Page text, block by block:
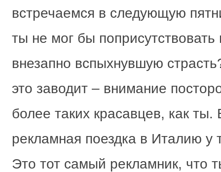
встречаемся в следующую
ты не мог бы
внезапно вспыхнувшую
это заводит – внимание
более таких красавцев, как ты.
рекламная поездка в Италию
Это тот самый рекламник, что